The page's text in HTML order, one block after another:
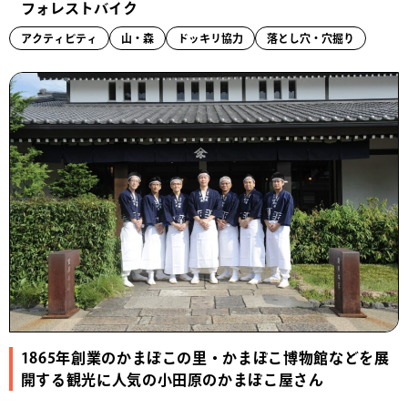
フォレストバイク
アクティビティ 山・森 ドッキリ協力 落とし穴・穴掘り
1865年創業のかまぼこの里・かまぼこ博物館などを展
開する観光に人気の小田原のかまぼこ屋さん